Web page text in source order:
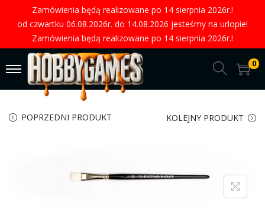
Zamówienia będą realizowane po 14 sierpnia 2026r.!
od czwartku 06.08.2026r. do 14.08.2026 jesteśmy na urlopie!
Zamówienia będą realizowane po 14 sierpnia 2026r.!
0
POPRZEDNI PRODUKT KOLEJNY PRODUKT